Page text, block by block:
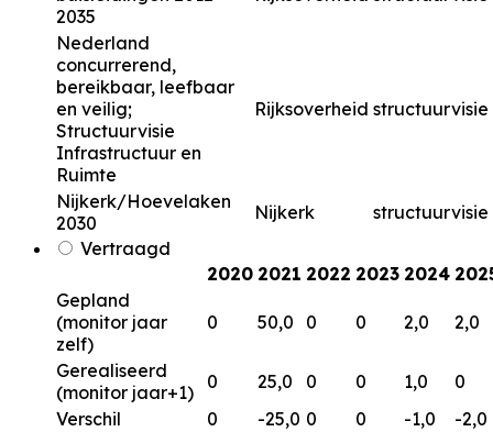
2035
Nederland
concurrerend,
bereikbaar, leefbaar
en veilig;
Structuurvisie
Infrastructuur en
Ruimte
Rijksoverheid structuurvisie
Nijkerk/Hoevelaken
2030
Nijkerk
structuurvisie
Vertraagd
2020 2021 2022 2023 2024
Gepland
(monitor jaar
zelf)
0 50,0 0 0 2,0 2,0
Gerealiseerd
(monitor jaar+1)
0 25,0 0 0 1,0
0
Verschil
0 -25,0 0 0 -1,0
-2,0